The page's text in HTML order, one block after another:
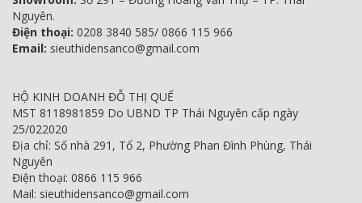
Nguyên.
Điện thoại: 0208 3840 585/ 0866 115 966
Email: sieuthidensanco@gmail.com
HỘ KINH DOANH ĐỖ THỊ QUẾ
MST 8118981859 Do UBND TP Thái Nguyên cấp ngày
25/022020
Địa chỉ: Số nhà 291, Tổ 2, Phường Phan Đình Phùng, Thái
Nguyên
Điện thoại: 0866 115 966
Mail: sieuthidensanco@gmail.com